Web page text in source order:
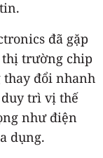
đã gặp
trường chip
đổi nhanh
trì vị thế
như điện
dụng.